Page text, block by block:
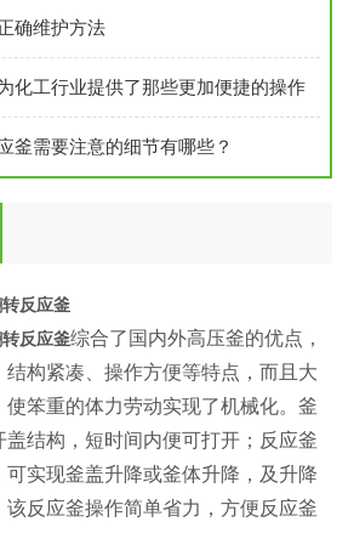
确维护方法
化工行业提供了那些更加便捷的操作
釜需要注意的细节有哪些？
反应釜
反应釜综合了国内外高压釜的优点，
构紧凑、操作方便等特点，而且大
使笨重的体力劳动实现了机械化。釜
结构，短时间内便可打开；反应釜
可实现釜盖升降或釜体升降，及升降
该反应釜操作简单省力，方便反应釜